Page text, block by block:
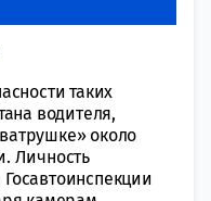
таких
водителя,
около
Личность